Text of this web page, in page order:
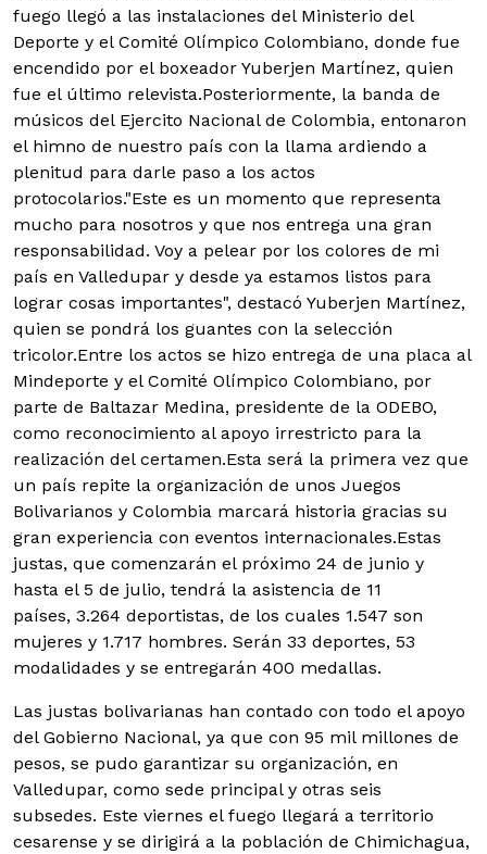
fuego llegó a las instalaciones del Ministerio del
Deporte y el Comité Olímpico Colombiano, donde fue
encendido por el boxeador Yuberjen Martínez, quien
fue el último relevista.Posteriormente, la banda de
músicos del Ejercito Nacional de Colombia, entonaron
el himno de nuestro país con la llama ardiendo a
plenitud para darle paso a los actos
protocolarios."Este es un momento que representa
mucho para nosotros y que nos entrega una gran
responsabilidad. Voy a pelear por los colores de mi
país en Valledupar y desde ya estamos listos para
lograr cosas importantes", destacó Yuberjen Martínez,
quien se pondrá los guantes con la selección
tricolor.Entre los actos se hizo entrega de una placa al
Mindeporte y el Comité Olímpico Colombiano, por
parte de Baltazar Medina, presidente de la ODEBO,
como reconocimiento al apoyo irrestricto para la
realización del certamen.Esta será la primera vez que
un país repite la organización de unos Juegos
Bolivarianos y Colombia marcará historia gracias su
gran experiencia con eventos internacionales.Estas
justas, que comenzarán el próximo 24 de junio y
hasta el 5 de julio, tendrá la asistencia de 11
países, 3.264 deportistas, de los cuales 1.547 son
mujeres y 1.717 hombres. Serán 33 deportes, 53
modalidades y se entregarán 400 medallas.
Las justas bolivarianas han contado con todo el apoyo
del Gobierno Nacional, ya que con 95 mil millones de
pesos, se pudo garantizar su organización, en
Valledupar, como sede principal y otras seis
subsedes. Este viernes el fuego llegará a territorio
cesarense y se dirigirá a la población de Chimichagua,